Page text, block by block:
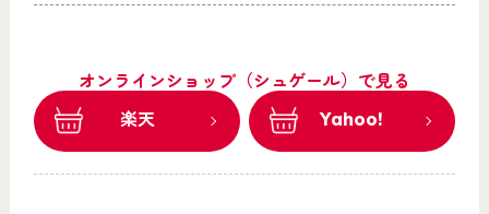
オンラインショップ（シュゲール）で見る
楽天
Yahoo!